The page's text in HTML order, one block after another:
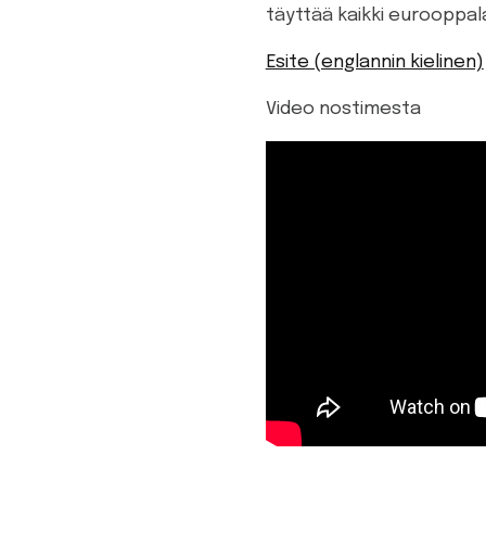
täyttää kaikki
Esite (englannin kielinen)
Video nostimesta